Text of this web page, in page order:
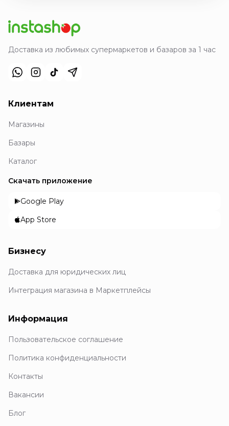
Доставка из любимых супермаркетов и базаров за 1 час
Клиентам
Магазины
Базары
Каталог
Скачать приложение
Google Play
App Store
Бизнесу
Доставка для юридических лиц
Интеграция магазина в Маркетплейсы
Информация
Пользовательское соглашение
Политика конфиденциальности
Контакты
Вакансии
Блог